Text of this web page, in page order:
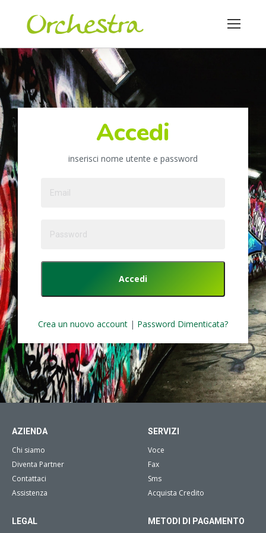
Accedi
inserisci nome utente e password
Crea un nuovo account | Password Dimenticata?
AZIENDA
Chi siamo
Diventa Partner
Contattaci
Assistenza
SERVIZI
Voce
Fax
Sms
Acquista Credito
LEGAL METODI DI PAGAMENTO